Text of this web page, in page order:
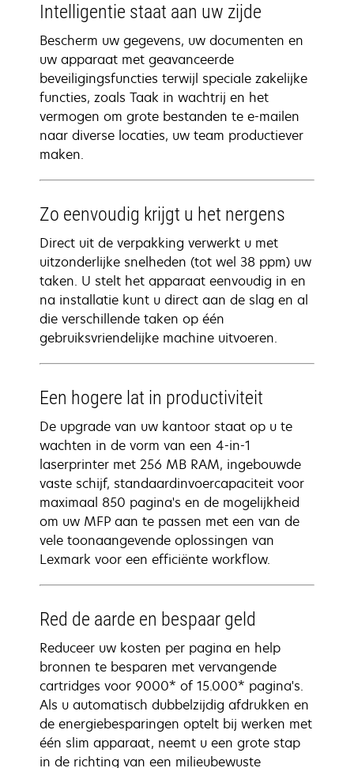
Intelligentie staat aan uw zijde
Bescherm uw gegevens, uw documenten en
uw apparaat met geavanceerde
beveiligingsfuncties terwijl speciale zakelijke
functies, zoals Taak in wachtrij en het
vermogen om grote bestanden te e-mailen
naar diverse locaties, uw team productiever
maken.
Zo eenvoudig krijgt u het nergens
Direct uit de verpakking verwerkt u met
uitzonderlijke snelheden (tot wel 38 ppm) uw
taken. U stelt het apparaat eenvoudig in en
na installatie kunt u direct aan de slag en al
die verschillende taken op één
gebruiksvriendelijke machine uitvoeren.
Een hogere lat in productiviteit
De upgrade van uw kantoor staat op u te
wachten in de vorm van een 4-in-1
laserprinter met 256 MB RAM, ingebouwde
vaste schijf, standaardinvoercapaciteit voor
maximaal 850 pagina's en de mogelijkheid
om uw MFP aan te passen met een van de
vele toonaangevende oplossingen van
Lexmark voor een efficiënte workflow.
Red de aarde en bespaar geld
Reduceer uw kosten per pagina en help
bronnen te besparen met vervangende
cartridges voor 9000* of 15.000* pagina's.
Als u automatisch dubbelzijdig afdrukken en
de energiebesparingen optelt bij werken met
één slim apparaat, neemt u een grote stap
in de richting van een milieubewuste